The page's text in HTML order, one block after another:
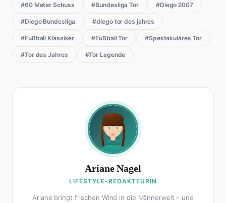
#60 Meter Schuss #Bundesliga Tor #Diego 2007
#Diego Bundesliga #diego tor des jahres
#Fußball Klassiker #Fußball Tor #Spektakuläres Tor
#Tor des Jahres #Tor Legende
Ariane Nagel
LIFESTYLE-REDAKTEURIN
Ariane bringt frischen Wind in die Männerwelt – und